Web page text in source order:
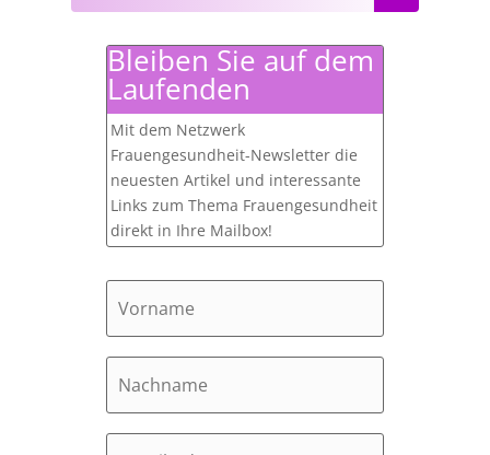
Bleiben Sie auf dem
Laufenden
Mit dem Netzwerk
Frauengesundheit-Newsletter die
neuesten Artikel und interessante
Links zum Thema Frauengesundheit
direkt in Ihre Mailbox!